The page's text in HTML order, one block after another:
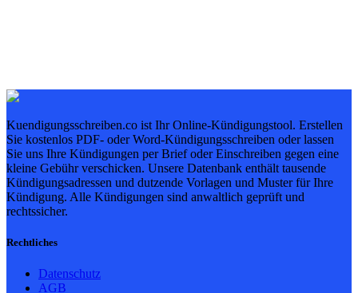
Kuendigungsschreiben.co ist Ihr Online-Kündigungstool. Erstellen
Sie kostenlos PDF- oder Word-Kündigungsschreiben oder lassen
Sie uns Ihre Kündigungen per Brief oder Einschreiben gegen eine
kleine Gebühr verschicken. Unsere Datenbank enthält tausende
Kündigungsadressen und dutzende Vorlagen und Muster für Ihre
Kündigung. Alle Kündigungen sind anwaltlich geprüft und
rechtssicher.
Rechtliches
Datenschutz
AGB